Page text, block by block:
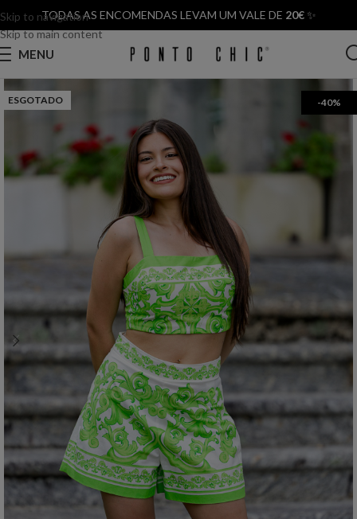
Skip to navigation
Skip to main content
TODAS AS ENCOMENDAS LEVAM UM VALE DE 20€✨
MENU
ESGOTADO -40%